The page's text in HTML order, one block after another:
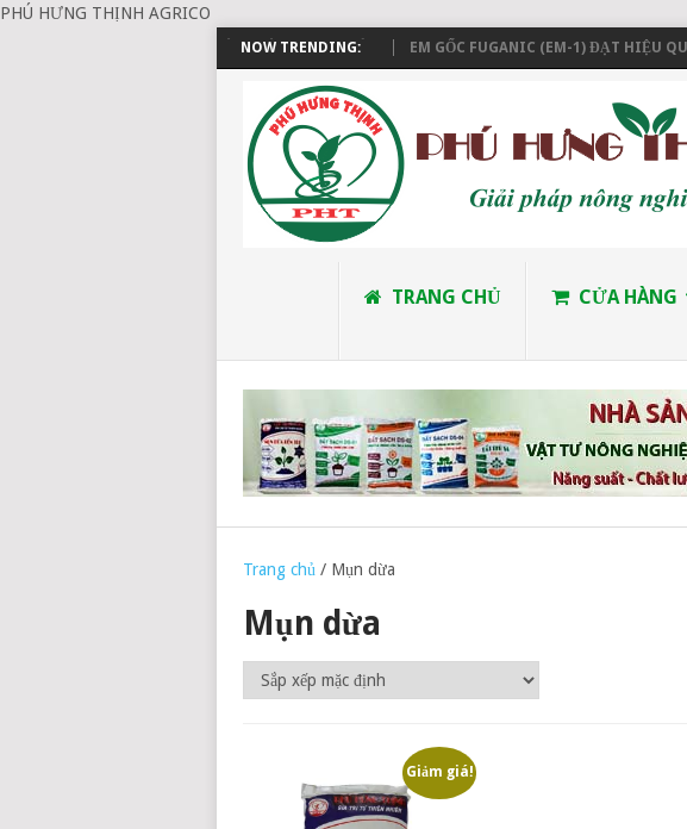
PHÚ HƯNG THỊNH AGRICO
NOW TRENDING:
ĐẶT HÀNG VÀ THANH TOÁN EM GỐC FUGANIC (EM-1) ĐẠT HIỆU QUẢ
TRANG CHỦ CỬA HÀNG
Trang chủ / Mụn dừa
Mụn dừa
Giảm giá!